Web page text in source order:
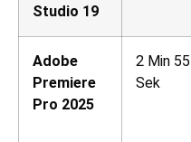
Studio 19
Adobe
Premiere
Pro 2025
2 Min 55
Sek